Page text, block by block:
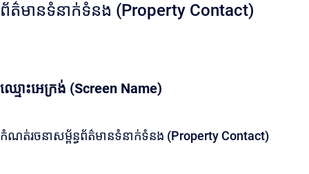
ព័ត៌មានទំនាក់ទំនង (Property Contact)
ឈ្មោះអេក្រង់ (Screen Name)
កំណត់រចនាសម្ព័ន្ធព័ត៌មានទំនាក់ទំនង (Property Contact)